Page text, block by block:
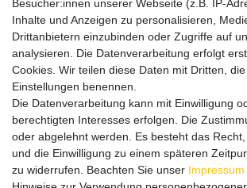
Datenschutz
Impressum
Wir verschicken klimaneutral mit DPD
Zahlungsmethoden
Besucher:innen unserer Webseite (z.B. IP-
Inhalte und Anzeigen zu personalisieren,
Drittanbietern einzubinden oder Zugriffe auf
analysieren. Die Datenverarbeitung erfolgt
Cookies. Wir teilen diese Daten mit Dritten,
Einstellungen benennen.
Die Datenverarbeitung kann mit Einwilligung
berechtigten Interesses erfolgen. Die
oder abgelehnt werden. Es besteht das
und die Einwilligung zu einem späteren
zu widerrufen. Beachten Sie unser Impressum